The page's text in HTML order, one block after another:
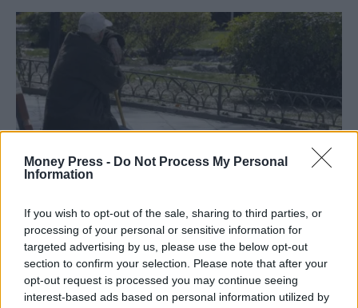
Money Press - Do Not Process My Personal
Information
If you wish to opt-out of the sale, sharing to third parties, or
processing of your personal or sensitive information for
targeted advertising by us, please use the below opt-out
section to confirm your selection. Please note that after your
opt-out request is processed you may continue seeing
interest-based ads based on personal information utilized by
ΔΥΠΑ: Αναρτήθηκαν οι προσωρινοί πίνακες
κοινωνικού τουρισμού για συνταξιούχους
ελεύθερους επαγγελματίες
ΤΟΥΡΙΣΜΌΣ 2 Ιουνίου, 2026